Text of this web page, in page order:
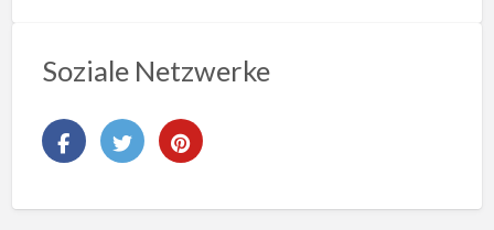
Soziale Netzwerke